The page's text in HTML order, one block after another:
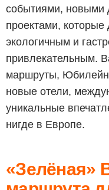
событиями, новыми
проектами,
экологичным и
привлекательным.
маршруты,
новые отели,
уникальные
нигде в Европе.
«Зелёная»